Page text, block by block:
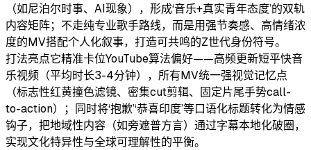
（如尼泊尔时事、AI现象），形成‘音乐+真实青年态度’的双轨
内容矩阵；不走纯专业歌手路线，而是用强节奏感、高情绪浓
度的MV搭配个人化叙事，打造可共鸣的Z世代身份符号。
打法亮点它精准卡位YouTube算法偏好——高频更新短平快音
乐视频（平均时长3-4分钟），所有MV统一强视觉记忆点
（标志性红黄撞色滤镜、密集cut剪辑、固定片尾手势call-
to-action）；同时将‘抱歉’‘恭喜印度’等口语化标题转化为情感
钩子，把地域性内容（如旁遮普方言）通过字幕本地化破圈，
实现文化特异性与全球可理解性的平衡。